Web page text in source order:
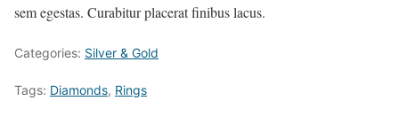
sem egestas. Curabitur placerat finibus lacus.
Categories: Silver & Gold
Tags: Diamonds, Rings